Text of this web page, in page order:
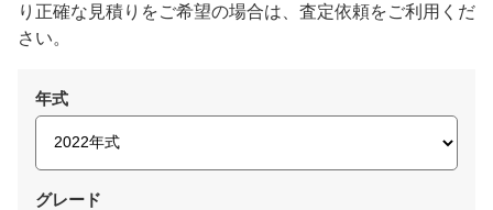
り正確な見積りをご希望の場合は、査定依頼をご利用くだ
さい。
年式
グレード